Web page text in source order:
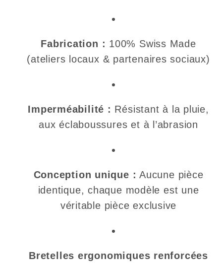
Fabrication : 100% Swiss Made
(ateliers locaux & partenaires sociaux)
Imperméabilité : Résistant à la pluie,
aux éclaboussures et à l’abrasion
Conception unique : Aucune pièce
identique, chaque modèle est une
véritable pièce exclusive
Bretelles ergonomiques renforcées